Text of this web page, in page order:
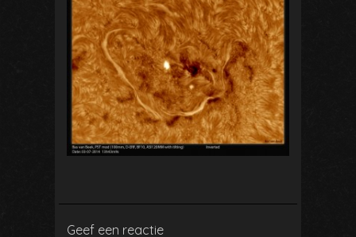
Geef een reactie